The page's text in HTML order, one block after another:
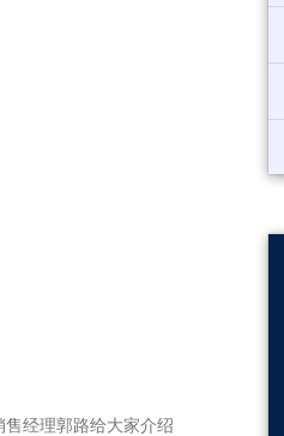
经理郭路给大家介绍